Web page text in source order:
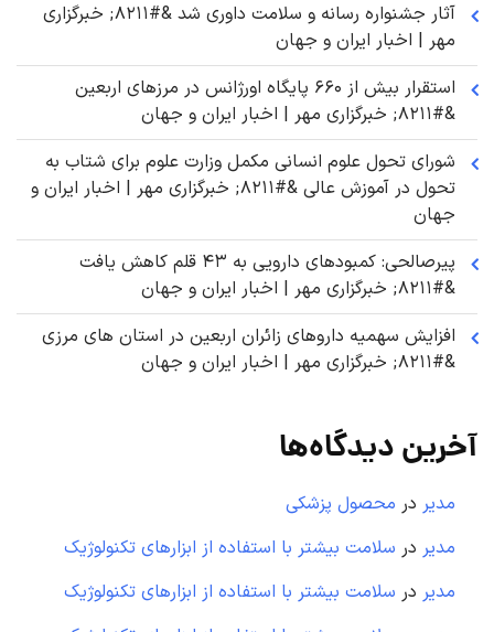
آثار جشنواره رسانه و سلامت داوری شد &#۸۲۱۱; خبرگزاری
مهر | اخبار ایران و جهان
استقرار بیش از ۶۶۰ پایگاه اورژانس در مرزهای اربعین
&#۸۲۱۱; خبرگزاری مهر | اخبار ایران و جهان
شورای تحول علوم انسانی مکمل وزارت علوم برای شتاب به
تحول در آموزش عالی &#۸۲۱۱; خبرگزاری مهر | اخبار ایران و
جهان
پیرصالحی: کمبودهای دارویی به ۴۳ قلم کاهش یافت
&#۸۲۱۱; خبرگزاری مهر | اخبار ایران و جهان
افزایش سهمیه داروهای زائران اربعین در استان های مرزی
&#۸۲۱۱; خبرگزاری مهر | اخبار ایران و جهان
آخرین دیدگاه‌ها
مدیر در محصول پزشکی
مدیر در سلامت بیشتر با استفاده از ابزارهای تکنولوژیک
مدیر در سلامت بیشتر با استفاده از ابزارهای تکنولوژیک